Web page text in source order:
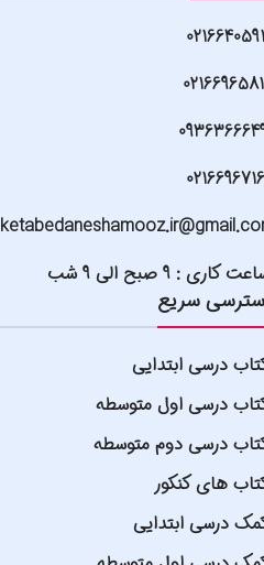
کاری : 9 صبح الی 9 شب
سریع
درسی ابتدایی
درسی اول متوسطه
درسی دوم متوسطه
های کنکور
درسی ابتدایی